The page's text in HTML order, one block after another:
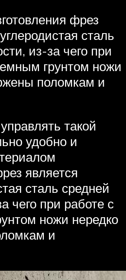
фрез
сталь
из-за чего при
грунтом ножи
поломкам и
такой
удобно и
является
сталь средней
чего при работе с
ножи нередко
и